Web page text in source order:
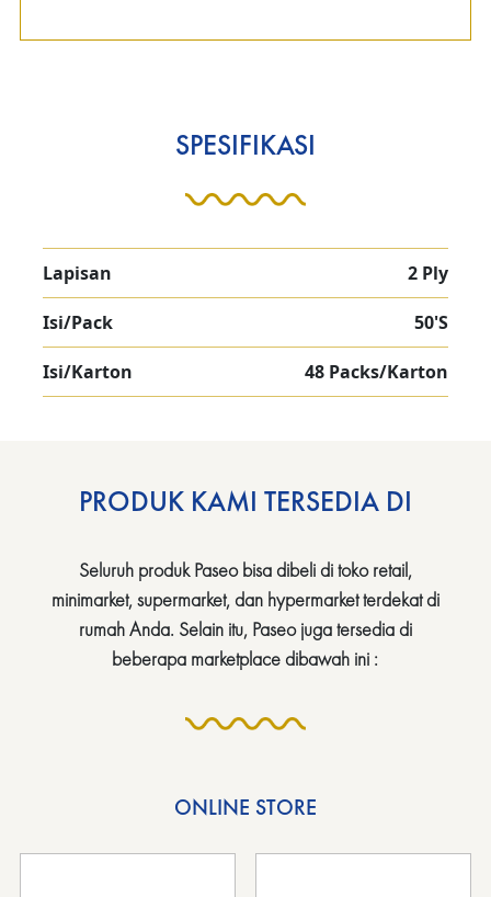
SPESIFIKASI
Lapisan 2 Ply
Isi/Pack 50'S
Isi/Karton 48 Packs/Karton
PRODUK KAMI TERSEDIA DI
Seluruh produk Paseo bisa dibeli di toko retail,
minimarket, supermarket, dan hypermarket terdekat di
rumah Anda. Selain itu, Paseo juga tersedia di
beberapa marketplace dibawah ini :
ONLINE STORE